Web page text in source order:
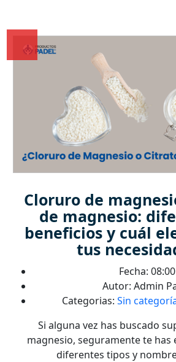
Cloruro de
de magnesio:
beneficios y cuál
tus
Fecha: 08:00
Autor: Admin
Categorias: Sin
Si alguna vez has buscado
magnesio, seguramente te has
diferentes tipos y